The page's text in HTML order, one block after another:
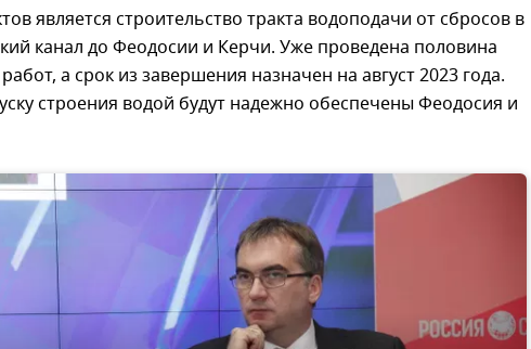
является строительство тракта водоподачи от сбросов в
канал до Феодосии и Керчи. Уже проведена половина
а срок из завершения назначен на август 2023 года.
строения водой будут надежно обеспечены Феодосия и